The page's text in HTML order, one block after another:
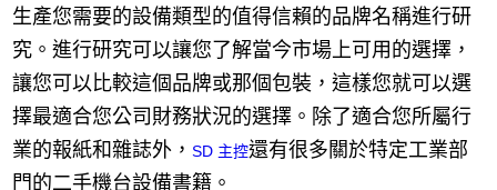
生產您需要的設備類型的值得信賴的品牌名稱進行研
究。進行研究可以讓您了解當今市場上可用的選擇，
讓您可以比較這個品牌或那個包裝，這樣您就可以選
擇最適合您公司財務狀況的選擇。除了適合您所屬行
業的報紙和雜誌外，SD 主控還有很多關於特定工業部
門的二手機台設備書籍。